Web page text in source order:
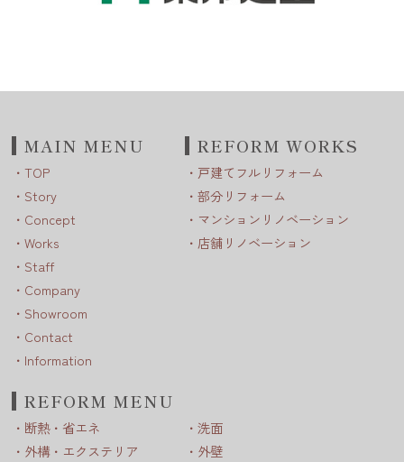
MAIN MENU
TOP
Story
Concept
Works
Staff
Company
Showroom
Contact
Information
REFORM WORKS
戸建てフルリフォーム
部分リフォーム
マンションリノベーション
店舗リノベーション
REFORM MENU
断熱・省エネ
外構・エクステリア
洗面
外壁